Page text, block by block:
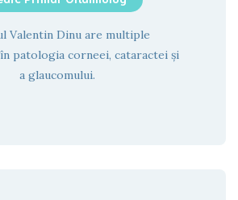
Valentin Dinu are multiple
patologia corneei, cataractei și
a glaucomului.